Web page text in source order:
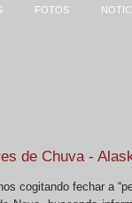
FOTOS
de Chuva -
cogitando fechar a